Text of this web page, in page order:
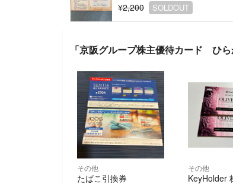
¥2,200
SOLDOUT
「京阪グループ株主優待カード ひ
その他
たばこ引換券
その他
KeyHolder